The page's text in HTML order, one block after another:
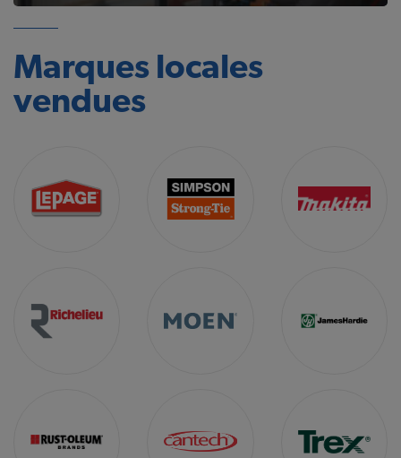
Marques locales
vendues